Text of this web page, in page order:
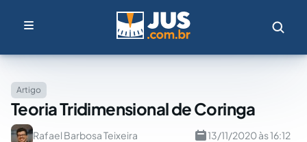
Artigo
Teoria Tridimensional de Coringa
Rafael Barbosa Teixeira 13/11/2020 às 16:12